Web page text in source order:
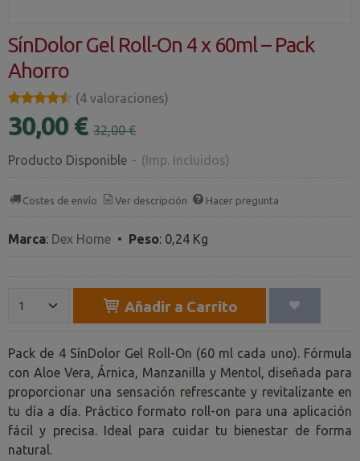
SínDolor Gel Roll-On 4 x 60ml – Pack
Ahorro
★★★★★
★★★★★ (4 valoraciones)
30,00 € 32,00 €
Producto Disponible - (Imp. Incluidos)
Costes de envío Ver descripción Hacer pregunta
Marca: Dex Home • Peso: 0,24 Kg
Añadir a Carrito
Pack de 4 SínDolor Gel Roll-On (60 ml cada uno). Fórmula
con Aloe Vera, Árnica, Manzanilla y Mentol, diseñada para
proporcionar una sensación refrescante y revitalizante en
tu día a día. Práctico formato roll-on para una aplicación
fácil y precisa. Ideal para cuidar tu bienestar de forma
natural.